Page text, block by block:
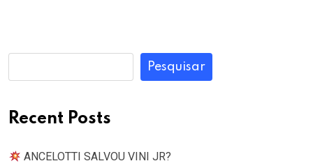
Pesquisar
Recent Posts
ANCELOTTI SALVOU VINI JR?